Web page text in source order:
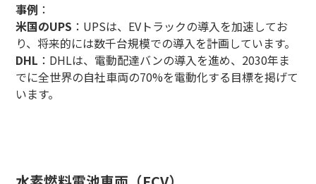
事例 ：
米国のUPS ：UPSは、EVトラックの導入を加速してお
り、将来的には数千台規模での導入を計画しています。
DHL ：DHLは、電動配達バンの導入を進め、2030年ま
でに全世界の自社車両の70%を電動化する目標を掲げて
います。